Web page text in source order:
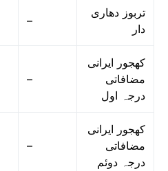
–
تربوز دھاری
دار
–
کھجور ایرانی
مضافاتی
درجہ اول
–
کھجور ایرانی
مضافاتی
درجہ دوئم